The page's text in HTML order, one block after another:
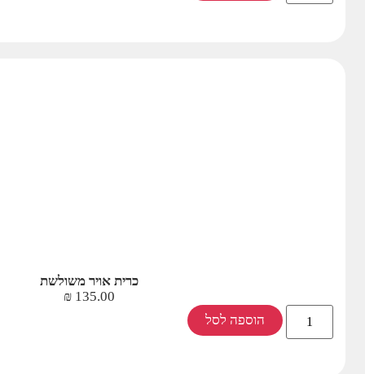
כרית אויר משולשת
135.00
₪
הוספה לסל